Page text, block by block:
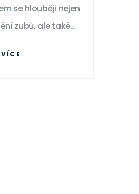
se hlouběji nejen
zubů, ale také